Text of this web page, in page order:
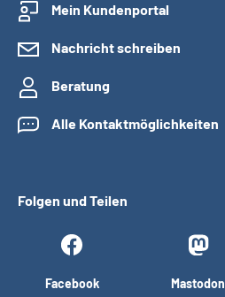
Mein Kundenportal
Nachricht schreiben
Beratung
Alle Kontaktmöglichkeiten
Folgen und Teilen
Facebook Mastodon